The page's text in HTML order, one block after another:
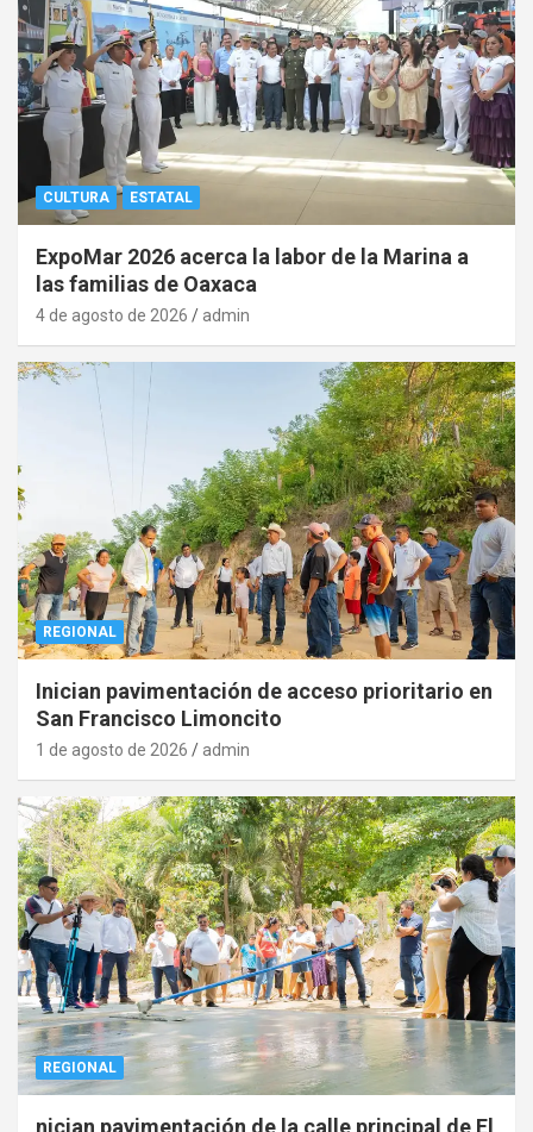
CULTURA ESTATAL
ExpoMar 2026 acerca la labor de la Marina a
las familias de Oaxaca
4 de agosto de 2026 admin
REGIONAL
Inician pavimentación de acceso prioritario en
San Francisco Limoncito
1 de agosto de 2026 admin
REGIONAL
nician pavimentación de la calle principal de El